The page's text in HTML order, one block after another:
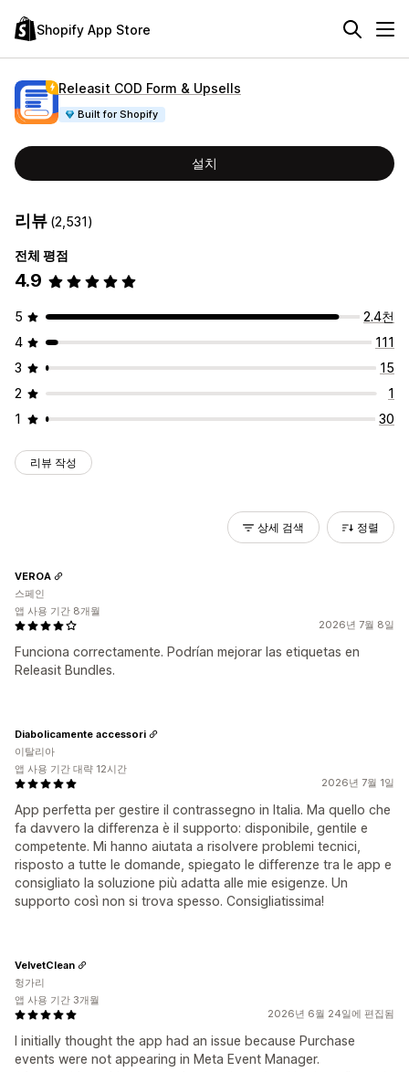
Shopify App Store
Releasit COD Form & Upsells
Built for Shopify
설치
리뷰 (2,531)
전체 평점
4.9
5
2.4천
4
111
3
15
2
1
1
30
리뷰 작성
상세 검색 정렬
2026년 7월 8일
Funciona correctamente. Podrían mejorar las etiquetas en
Releasit Bundles.
VEROA
스페인
앱 사용 기간 8개월
2026년 7월 1일
App perfetta per gestire il contrassegno in Italia. Ma quello che
fa davvero la differenza è il supporto: disponibile, gentile e
competente. Mi hanno aiutata a risolvere problemi tecnici,
risposto a tutte le domande, spiegato le differenze tra le app e
consigliato la soluzione più adatta alle mie esigenze. Un
supporto così non si trova spesso. Consigliatissima!
Diabolicamente accessori
이탈리아
앱 사용 기간 대략 12시간
2026년 6월 24일에 편집됨
I initially thought the app had an issue because Purchase
events were not appearing in Meta Event Manager.
VelvetClean
헝가리
앱 사용 기간 3개월